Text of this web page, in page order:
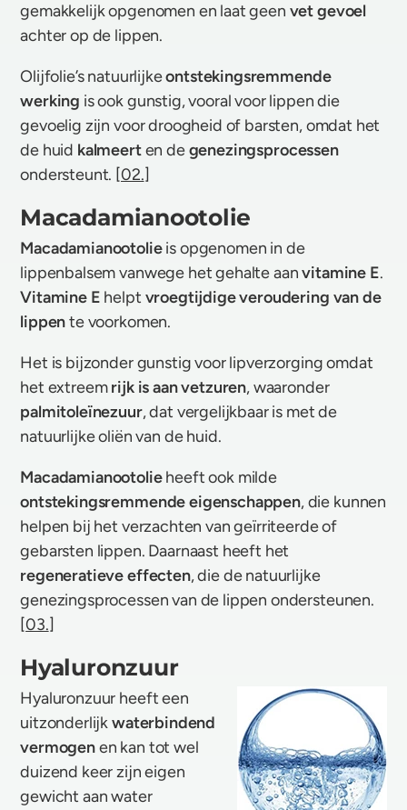
gemakkelijk opgenomen en laat geen vet gevoel
achter op de lippen.
Olijfolie’s natuurlijkeontstekingsremmende
werking is ook gunstig, vooral voor lippen die
gevoelig zijn voor droogheid of barsten, omdat het
de huid kalmeerten degenezingsprocessen
ondersteunt. [02.]
Macadamianootolie
Macadamianootolieis opgenomen in de
lippenbalsem vanwege het gehalte aanvitamine E.
Vitamine E helpt vroegtijdige veroudering van de
lippente voorkomen.
Het is bijzonder gunstig voor lipverzorging omdat
het extreemrijk is aan vetzuren, waaronder
palmitoleïnezuur, dat vergelijkbaar is met de
natuurlijke oliën van de huid.
Macadamianootolieheeft ook milde
ontstekingsremmende eigenschappen, die kunnen
helpen bij het verzachten van geïrriteerde of
gebarsten lippen. Daarnaast heeft het
regeneratieve effecten, die de natuurlijke
genezingsprocessen van de lippen ondersteunen.
[03.]
Hyaluronzuur
Hyaluronzuur heeft een
uitzonderlijkwaterbindend
vermogenen kan tot wel
duizend keer zijn eigen
gewicht aan water